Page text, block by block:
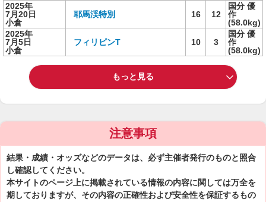
2025年
7月20日
小倉
耶馬渓特別 16 12
国分 優
作
(58.0kg)
2025年
7月5日
小倉
フィリピンT 10 3
国分 優
作
(58.0kg)
もっと見る
注意事項
結果・成績・オッズなどのデータは、必ず主催者発行のものと照合
し確認してください。
本サイトのページ上に掲載されている情報の内容に関しては万全を
期しておりますが、その内容の正確性および安全性を保証するもの